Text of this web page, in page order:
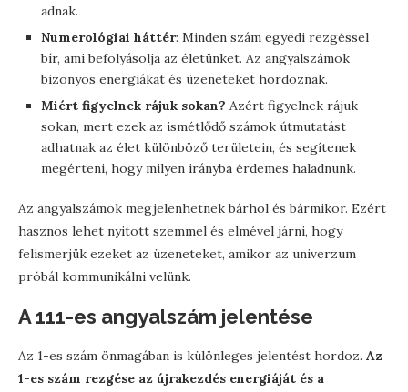
adnak.
Numerológiai háttér: Minden szám egyedi rezgéssel
bír, ami befolyásolja az életünket. Az angyalszámok
bizonyos energiákat és üzeneteket hordoznak.
Miért figyelnek rájuk sokan? Azért figyelnek rájuk
sokan, mert ezek az ismétlődő számok útmutatást
adhatnak az élet különböző területein, és segítenek
megérteni, hogy milyen irányba érdemes haladnunk.
Az angyalszámok megjelenhetnek bárhol és bármikor. Ezért
hasznos lehet nyitott szemmel és elmével járni, hogy
felismerjük ezeket az üzeneteket, amikor az univerzum
próbál kommunikálni velünk.
A 111-es angyalszám jelentése
Az 1-es szám önmagában is különleges jelentést hordoz. Az
1-es szám rezgése az újrakezdés energiáját és a